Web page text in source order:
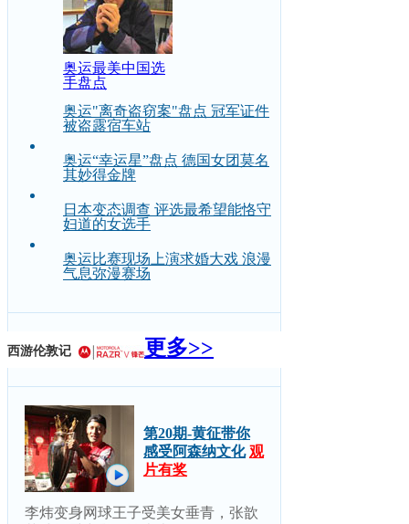
奥运最美中国选
手盘点
奥运"离奇盗窃案"盘点 冠军证件
被盗露宿车站
奥运“幸运星”盘点 德国女团莫名
其妙得金牌
日本变态调查 评选最希望能恪守
妇道的女选手
奥运比赛现场上演求婚大戏 浪漫
气息弥漫赛场
西游伦敦记 更多>>
第20期-黄征带你
感受阿森纳文化 观
片有奖
李炜变身网球王子受美女垂青，张歆